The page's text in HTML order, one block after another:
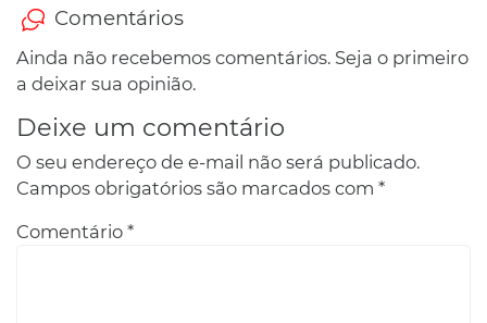
Comentários
Ainda não recebemos comentários. Seja o primeiro
a deixar sua opinião.
Deixe um comentário
O seu endereço de e-mail não será publicado.
Campos obrigatórios são marcados com *
Comentário *